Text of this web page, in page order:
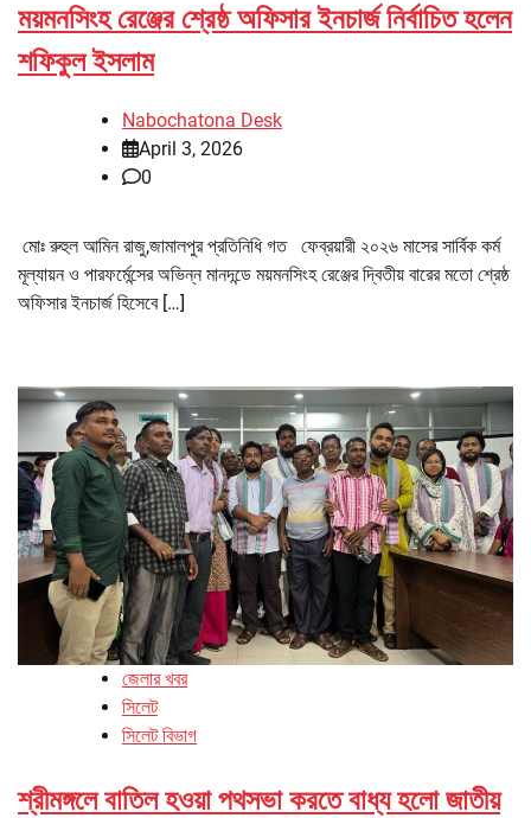
ময়মনসিংহ রেঞ্জের শ্রেষ্ঠ অফিসার ইনচার্জ নির্বাচিত হলেন
শফিকুল ইসলাম
Nabochatona Desk
April 3, 2026
0
মোঃ রুহুল আমিন রাজু,জামালপুর প্রতিনিধি গত ফেব্রয়ারী ২০২৬ মাসের সার্বিক কর্ম
মূল্যায়ন ও পারফর্মেন্সের অভিন্ন মানদন্ডে ময়মনসিংহ রেঞ্জের দ্বিতীয় বারের মতো শ্রেষ্ঠ
অফিসার ইনচার্জ হিসেবে […]
জেলার খবর
সিলেট
সিলেট বিভাগ
শ্রীমঙ্গলে বাতিল হওয়া পথসভা করতে বাধ্য হলো জাতীয়